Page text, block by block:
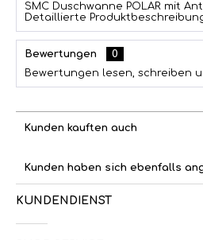
SMC Duschwanne POLAR mit
Detaillierte
Bewertungen
0
Bewertungen lesen, schreiben
Kunden kauften auch
Kunden haben sich ebenfalls
KUNDENDIENST